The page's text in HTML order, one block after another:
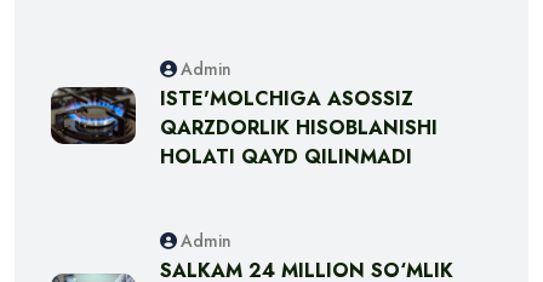
Admin
ISTE'MOLCHIGA ASOSSIZ
QARZDORLIK HISOBLANISHI
HOLATI QAYD QILINMADI
Admin
SALKAM 24 MILLION SO‘MLIK